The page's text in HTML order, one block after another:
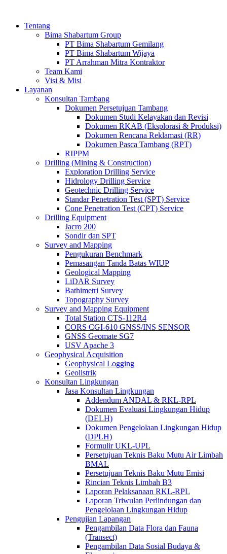
Tentang
Bima Shabartum Group
PT Bima Shabartum Gemilang
PT Bima Shabartum Wijaya
PT Arrahman Mitra Kontraktor
Team Kami
Visi & Misi
Layanan
Konsultan Tambang
Dokumen Persetujuan Tambang
Dokumen Studi Kelayakan dan Revisi
Dokumen RKAB (Eksplorasi & Produksi)
Dokumen Rencana Reklamasi (RR)
Dokumen Pasca Tambang (RPT)
RIPPM
Drilling (Mining & Construction)
Exploration Drilling Service
Hidrology Drilling Service
Geotechnic Drilling Service
Standar Penetration Test (SPT) Service
Cone Penetration Test (CPT) Service
Drilling Equipment
Jacro 200
Sondir dan SPT
Survey and Mapping
Pengukuran Benchmark
Pemasangan Tanda Batas WIUP
Geological Mapping
LiDAR Survey
Bathimetri Survey
Topography Survey
Survey and Mapping Equipment
Total Station CTS-112R4
CORS CGI-610 GNSS/INS SENSOR
GNSS Geomate SG7
USV Apache 3
Geophysical Acquisition
Geophysical Logging
Geolistrik
Konsultan Lingkungan
Jasa Konsultan Lingkungan
Addendum ANDAL & RKL-RPL
Dokumen Evaluasi Lingkungan Hidup
(DELH)
Dokumen Pengelolaan Lingkungan Hidup
(DPLH)
Formulir UKL-UPL
Persetujuan Teknis Baku Mutu Air Limbah
BMAL
Persetujuan Teknis Baku Mutu Emisi
Rincian Teknis Limbah B3
Laporan Pelaksanaan RKL-RPL
Laporan Triwulan Perlindungan dan
Pengelolaan Lingkungan Hidup
Pengujian Lapangan
Pengambilan Data Flora dan Fauna
(Transect)
Pengambilan Data Sosial Budaya &